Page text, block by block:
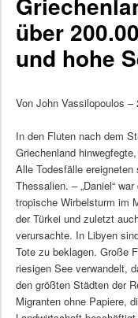
über
und hohe
Von John Vassilopoulos –
In den Fluten nach dem
Griechenland
Alle Todesfälle
Thessalien. – „Daniel“
tropische Wirbelsturm im
der Türkei und zuletzt
verursachte. In Libyen
Tote zu beklagen. Große
riesigen See verwandelt,
den größten Städten der
Migranten ohne Papiere,